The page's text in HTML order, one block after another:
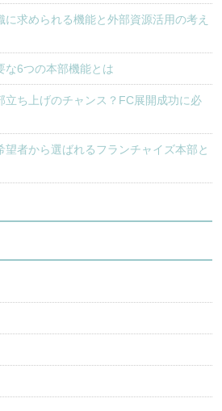
求められる機能と外部資源活用の考え
な6つの本部機能とは
立ち上げのチャンス？FC展開成功に必
望者から選ばれるフランチャイズ本部と